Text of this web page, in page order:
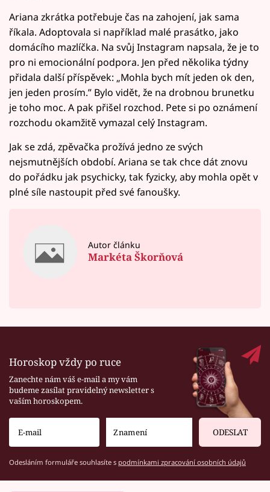
Ariana zkrátka potřebuje čas na zahojení, jak sama
říkala. Adoptovala si například malé prasátko, jako
domácího mazlíčka. Na svůj Instagram napsala, že je to
pro ni emocionální podpora. Jen před několika týdny
přidala další příspěvek: „Mohla bych mít jeden ok den,
jen jeden prosím.” Bylo vidět, že na drobnou brunetku
je toho moc. A pak přišel rozchod. Pete si po oznámení
rozchodu okamžitě vymazal celý Instagram.
Jak se zdá, zpěvačka prožívá jedno ze svých
nejsmutnějších období. Ariana se tak chce dát znovu
do pořádku jak psychicky, tak fyzicky, aby mohla opět v
plné síle nastoupit před své fanoušky.
Autor článku
Markéta Škorňová
Horoskop vždy po ruce
Zanechte nám váš e-mail a my vám
budeme zasílat pravidelný newsletter s
vaším horoskopem.
ODESLAT
Odesláním formuláře souhlasíte s podmínkami zpracování osobních údajů